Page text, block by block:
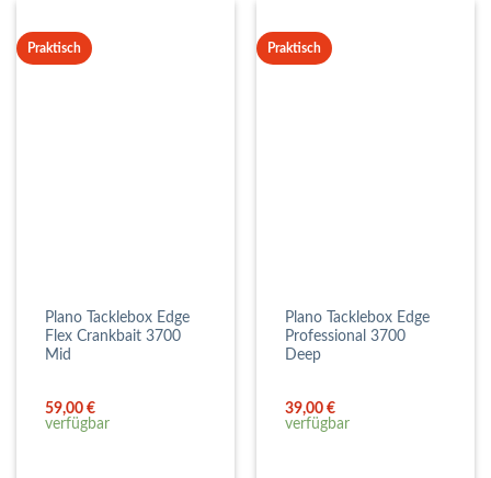
Praktisch
Plano Tacklebox Edge
Flex Crankbait 3700
Mid
59,00€
verfügbar
Praktisch
Plano Tacklebox Edge
Professional 3700
Deep
39,00€
verfügbar